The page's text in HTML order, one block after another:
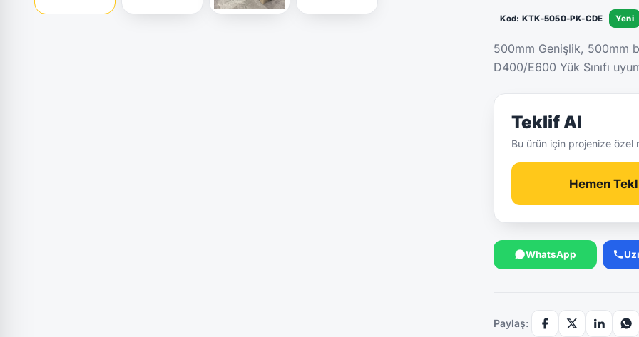
Kod: KTK-5050-PK-CDE Yeni
500mm Genişlik, 500mm
D400/E600 Yük Sınıfı
Teklif Al
Bu ürün için projenize
Hemen
WhatsApp
Paylaş: